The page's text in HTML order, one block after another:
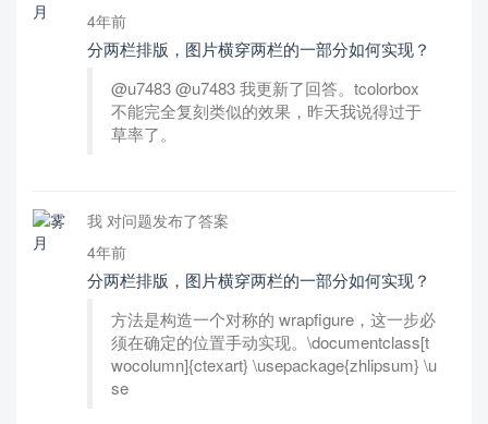
4年前
分两栏排版，图片横穿两栏的一部分如何实现？
@u7483 @u7483 我更新了回答。tcolorbox
不能完全复刻类似的效果，昨天我说得过于
草率了。
我 对问题发布了答案
4年前
分两栏排版，图片横穿两栏的一部分如何实现？
方法是构造一个对称的 wrapfigure，这一步必
须在确定的位置手动实现。\documentclass[t
wocolumn]{ctexart} \usepackage{zhlipsum} \u
se